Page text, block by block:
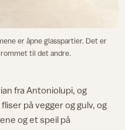
er åpne glasspartier. Det er
til det andre.
fra Antoniolupi, og
på vegger og gulv, og
og et speil på